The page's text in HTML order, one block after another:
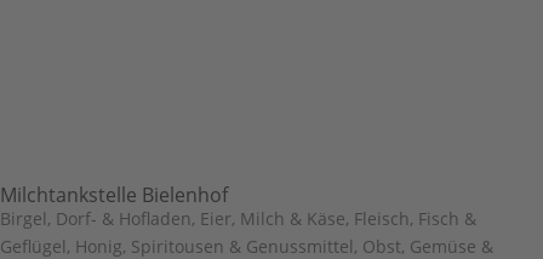
Milchtankstelle Bielenhof
Birgel, Dorf- & Hofladen, Eier, Milch & Käse, Fleisch, Fisch &
Geflügel, Honig, Spiritousen & Genussmittel, Obst, Gemüse &